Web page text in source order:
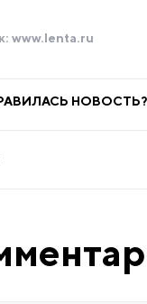
www.lenta.ru
НОВОСТЬ?